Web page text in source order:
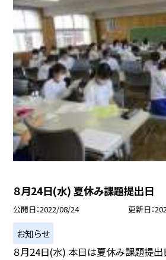
８月24日(水) 夏休み課題提出日
公開日 2022/08/24 更新日
お知らせ
８月24日(水) 本日は夏休み課題提